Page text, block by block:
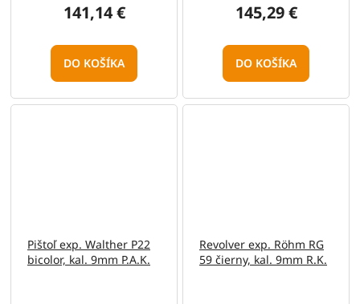
141,14 €
DO KOŠÍKA
145,29 €
DO KOŠÍKA
Pištoľ exp. Walther P22
bicolor, kal. 9mm P.A.K.
Revolver exp. Röhm RG
59 čierny, kal. 9mm R.K.